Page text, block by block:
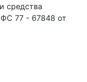
средства
77 - 67848 от